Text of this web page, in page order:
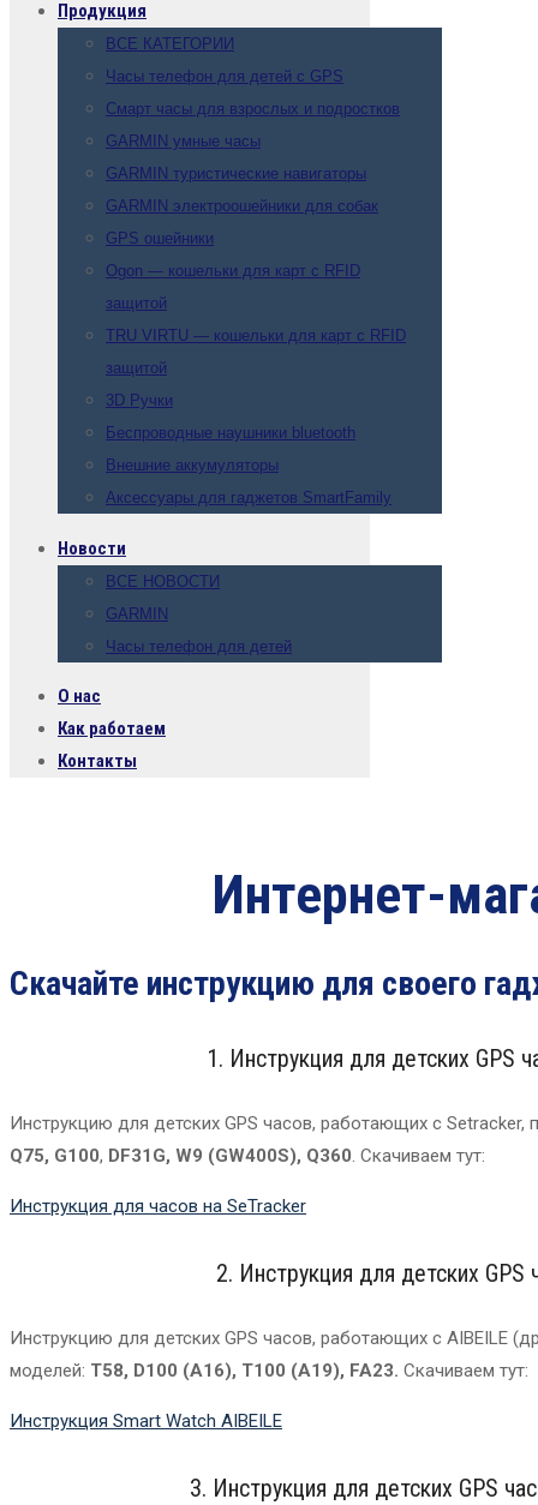
Продукция
ВСЕ КАТЕГОРИИ
Часы телефон для детей с GPS
Смарт часы для взрослых и подростков
GARMIN умные часы
GARMIN туристические навигаторы
GARMIN электроошейники для собак
GPS ошейники
Ogon — кошельки для карт с RFID
защитой
TRU VIRTU — кошельки для карт с RFID
защитой
3D Ручки
Беспроводные наушники bluetooth
Внешние аккумуляторы
Аксессуары для гаджетов SmartFamily
Новости
ВСЕ НОВОСТИ
GARMIN
Часы телефон для детей
О нас
Как работаем
Контакты
Интернет-
Скачайте инструкцию для своего
1. Инструкция для детских GPS
Инструкцию для детских GPS часов, работающих с
Q75, G100, DF31G, W9 (GW400S), Q360. Скачиваем тут:
Инструкция для часов на SeTracker
2. Инструкция для детских
Инструкцию для детских GPS часов, работающих с AIBEILE
моделей: T58, D100 (A16), T100 (A19), FA23. Cкачиваем тут:
Инструкция Smart Watch AIBEILE
3. Инструкция для детских GPS